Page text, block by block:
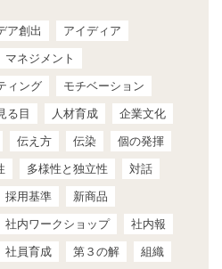
ア創出
アイディア
マネジメント
ィング
モチベーション
る目 人材育成
企業文化
伝え方 伝染
個の発揮
多様性と独立性
対話
採用基準
新商品
社内ワークショップ
社内報
社員育成 第３の解
組織